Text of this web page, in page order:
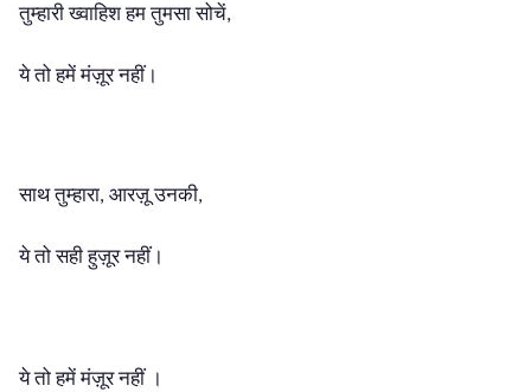
तुम्हारी ख्वाहिश हम तुमसा सोचें,
ये तो हमें मंज़ूर नहीं।
साथ तुम्हारा, आरज़ू उनकी,
ये तो सही हुज़ूर नहीं।
ये तो हमें मंज़ूर नहीं ।